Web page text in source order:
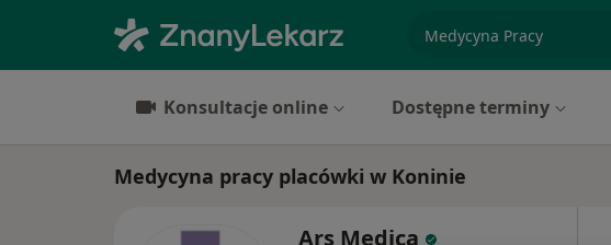
Konsultacje online Dostępne terminy
Medycyna pracy placówki w Koninie
Ars Medica